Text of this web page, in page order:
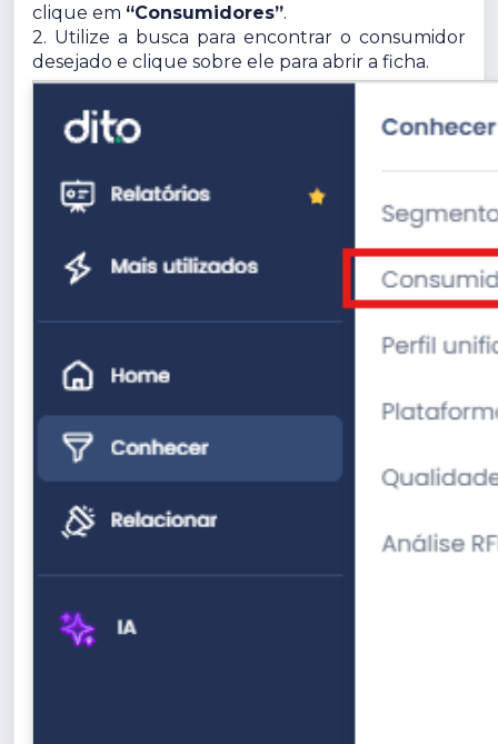
clique em “Consumidores”.
2. Utilize a busca para encontrar o consumidor
desejado e clique sobre ele para abrir a ficha.